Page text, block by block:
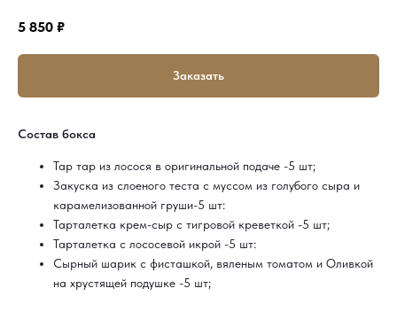
5 850 ₽
Заказать
Состав бокса
Тар тар из лосося в оригинальной подаче -5 шт;
Закуска из слоеного теста с муссом из голубого сыра и
карамелизованной груши-5 шт:
Тарталетка крем-сыр с тигровой креветкой -5 шт;
Тарталетка с лососевой икрой -5 шт:
Сырный шарик с фисташкой, вяленым томатом и Оливкой
на хрустящей подушке -5 шт;